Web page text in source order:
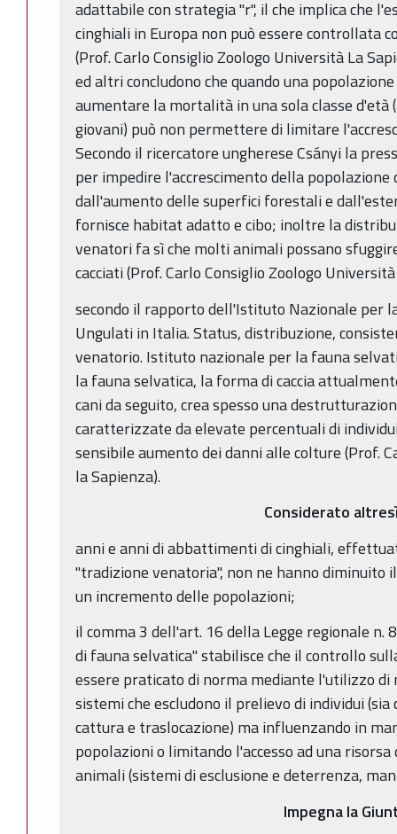
adattabile con strategia "r", il che implica che
cinghiali in Europa non può essere controllata
(Prof. Carlo Consiglio Zoologo Università La
ed altri concludono che quando una
aumentare la mortalità in una sola classe d'età
giovani) può non permettere di limitare
Secondo il ricercatore ungherese Csányi la
per impedire l'accrescimento della
dall'aumento delle superfici forestali e
fornisce habitat adatto e cibo; inoltre la
venatori fa sì che molti animali possano
cacciati (Prof. Carlo Consiglio Zoologo
secondo il rapporto dell'Istituto Nazionale per
Ungulati in Italia. Status, distribuzione,
venatorio. Istituto nazionale per la fauna
la fauna selvatica, la forma di caccia
cani da seguito, crea spesso una
caratterizzate da elevate percentuali di
sensibile aumento dei danni alle colture (Prof.
la Sapienza).
Considerato
anni e anni di abbattimenti di cinghiali,
"tradizione venatoria", non ne hanno diminuito
un incremento delle popolazioni;
il comma 3 dell'art. 16 della Legge regionale n.
di fauna selvatica" stabilisce che il controllo
essere praticato di norma mediante l'utilizzo di
sistemi che escludono il prelievo di individui
cattura e traslocazione) ma influenzando in
popolazioni o limitando l'accesso ad una
animali (sistemi di esclusione e deterrenza,
Impegna la